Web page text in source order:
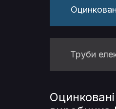
Труби